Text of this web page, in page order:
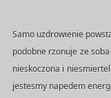
Samo uzdrowienie
podobne rzonuje ze
nieskoczona i
jestesmy napedem